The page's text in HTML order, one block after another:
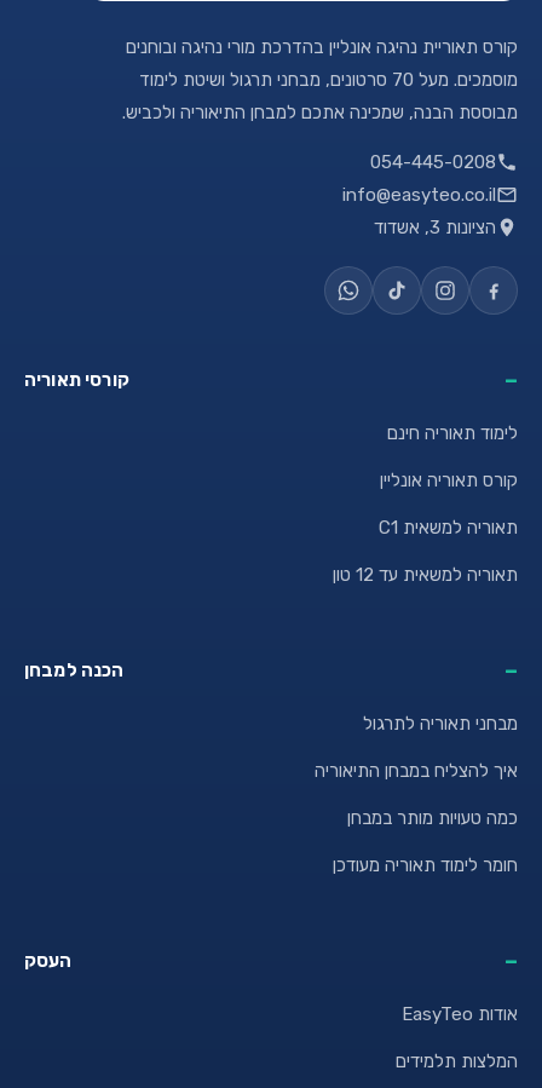
קורס תאוריית נהיגה אונליין בהדרכת מורי נהיגה ובוחנים
מוסמכים. מעל 70 סרטונים, מבחני תרגול ושיטת לימוד
מבוססת הבנה, שמכינה אתכם למבחן התיאוריה ולכביש.
054-445-0208
info@easyteo.co.il
הציונות 3, אשדוד
קורסי תאוריה
לימוד תאוריה חינם
קורס תאוריה אונליין
תאוריה למשאית C1
תאוריה למשאית עד 12 טון
הכנה למבחן
מבחני תאוריה לתרגול
איך להצליח במבחן התיאוריה
כמה טעויות מותר במבחן
חומר לימוד תאוריה מעודכן
העסק
אודות EasyTeo
המלצות תלמידים